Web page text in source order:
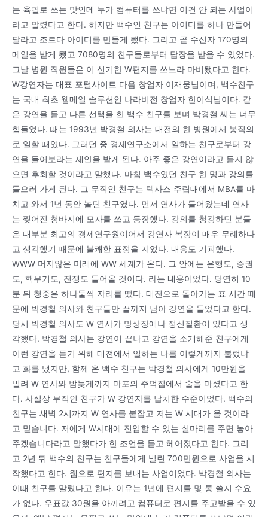
는 육필로 쓰는 맛인데 누가 컴퓨터를 쓰냐면 이건 안 되는 사업이
라고 말렸다고 한다. 하지만 백수인 친구는 아이디를 하나 만들어
달라고 조르다 아이디를 만들게 됐다. 그리고 곧 수신자 170명의
메일을 받게 됐고 7080명의 친구들로부터 답장을 받을 수 있었다.
그날 병원 직원들은 이 신기한 W편지를 쓰느라 마비됐다고 한다.
W강연자는 대표 포털사이트 다음 창업자 이재웅님이며, 백수친구
는 국내 최초 웹메일 솔루션인 나라비전 창업자 한이식님이다. 같
은 강연을 듣고 다른 선택을 한 백수 친구를 보며 박경철 씨는 너무
힘들었다. 때는 1993년 박경철 의사는 대전의 한 병원에서 봉직의
로 일할 때였다. 그러던 중 경제연구소에서 일하는 친구로부터 강
연을 들어보라는 제안을 받게 된다. 아주 좋은 강연이라고 듣지 않
으면 후회할 것이라고 말했다. 마침 백수였던 친구 한 명과 강의를
들으러 가게 된다. 그 무직인 친구는 텍사스 주립대에서 MBA를 마
치고 와서 1년 동안 놀던 친구였다. 먼저 연사가 들어왔는데 연사
는 찢어진 청바지에 모자를 쓰고 등장했다. 강의를 청강하던 분들
은 대부분 최고의 경제연구원이어서 강연자 복장이 매우 무례하다
고 생각했기 때문에 불쾌한 표정을 지었다. 내용도 기괴했다.
WWW 머지않은 미래에 WW 세계가 온다. 그 안에는 은행도, 증권
도, 핵무기도, 전쟁도 들어올 것이다. 라는 내용이었다. 당연히 10
분 뒤 청중은 하나둘씩 자리를 떴다. 대전으로 돌아가는 표 시간 때
문에 박경철 의사와 친구들만 끝까지 남아 강연을 들었다고 한다.
당시 박경철 의사도 W 연사가 망상장애나 정신질환이 있다고 생
각했다. 박경철 의사는 강연이 끝나고 강연을 소개해준 친구에게
이런 강연을 듣기 위해 대전에서 일하는 나를 이렇게까지 불렀냐
고 화를 냈지만, 함께 온 백수 친구는 박경철 의사에게 10만원을
빌려 W 연사와 밤늦게까지 마포의 주먹집에서 술을 마셨다고 한
다. 사실상 무직인 친구가 W 강연자를 납치한 수준이었다. 백수의
친구는 새벽 2시까지 W 연사를 붙잡고 저는 W 시대가 올 것이라
고 믿습니다. 저에게 W시대에 진입할 수 있는 실마리를 주면 놓아
주겠습니다라고 말했다가 한 조언을 듣고 헤어졌다고 한다. 그리
고 2년 뒤 백수의 친구는 친구들에게 빌린 700만원으로 사업을 시
작했다고 한다. 웹으로 편지를 보내는 사업이었다. 박경철 의사는
이때 친구를 말렸다고 한다. 이유는 1년에 편지를 몇 통 쓸지 수요
가 없다. 우표값 30원을 아끼려고 컴퓨터로 편지를 주고받을 수 있